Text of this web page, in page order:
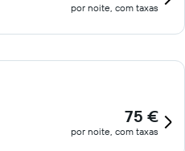
por noite, com taxas
75 €
por noite, com taxas